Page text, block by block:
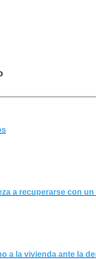
a recuperarse con
a la vivienda ante la